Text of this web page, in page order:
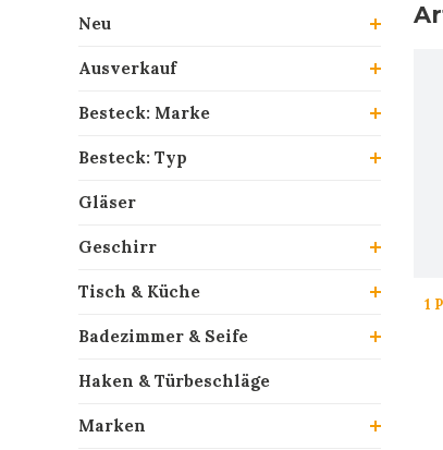
Neu
Ausverkauf
Besteck: Marke
Besteck: Typ
Gläser
Geschirr
Tisch & Küche
Badezimmer & Seife
Haken & Türbeschläge
Marken
1